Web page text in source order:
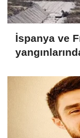
İspanya ve